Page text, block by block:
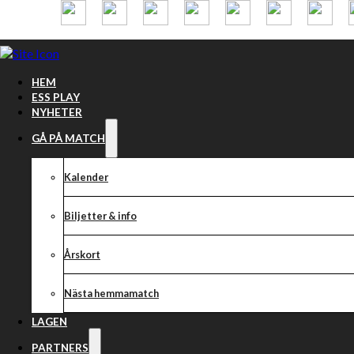
Hoppa till huvudinnehåll Hoppa till sidfot
HEM
ESS PLAY
NYHETER
GÅ PÅ MATCH
Kalender
Biljetter & info
Årskort
Nästa hemmamatch
LAGEN
PARTNERS